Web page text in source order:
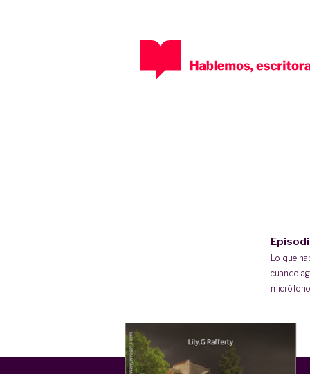
Lo que
cuando